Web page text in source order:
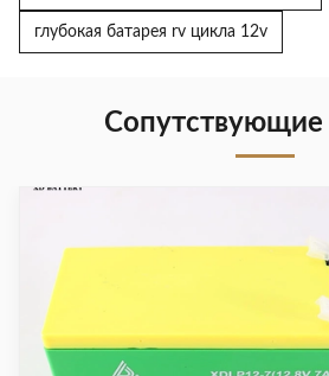
глубокая батарея rv цикла 12v
Сопутствующие